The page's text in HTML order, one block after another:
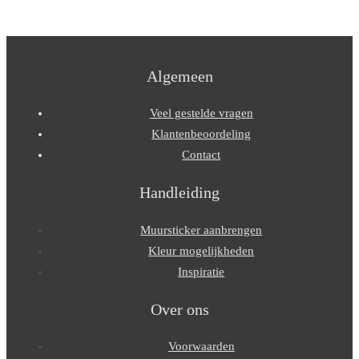
Algemeen
Veel gestelde vragen
Klantenbeoordeling
Contact
Handleiding
Muursticker aanbrengen
Kleur mogelijkheden
Inspiratie
Over ons
Voorwaarden